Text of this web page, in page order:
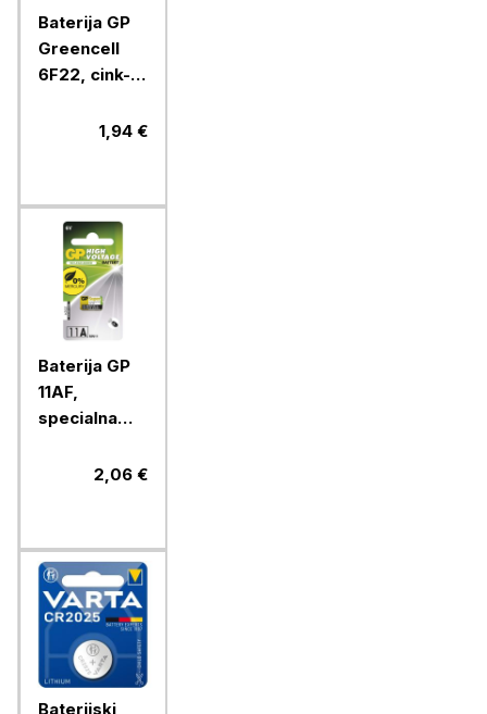
Baterija GP
Greencell
6F22, cink-
1 blister1,94 €
Baterija GP
11AF,
specialna
2,06 €
Baterijski